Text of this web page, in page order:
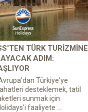
TÜRK TURIZMINE
ADIM:
Türkiye'ye
desteklemek, tatil
sunmak için
faaliyete ...